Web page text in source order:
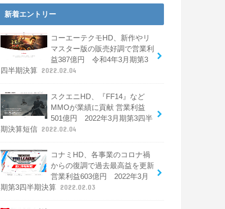
新着エントリー
コーエーテクモHD、新作やリ
マスター版の販売好調で営業利
益387億円 令和4年3月期第3
四半期決算 2022.02.04
スクエニHD、『FF14』など
MMOが業績に貢献 営業利益
501億円 2022年3月期第3四半
期決算短信 2022.02.04
コナミHD、各事業のコロナ禍
からの復調で過去最高益を更新
営業利益603億円 2022年3月
期第3四半期決算 2022.02.03